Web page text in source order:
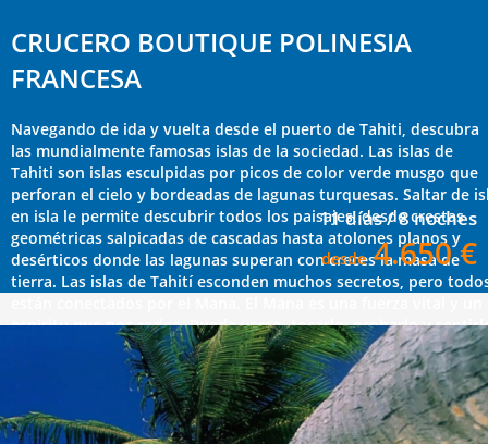
CRUCERO BOUTIQUE POLINESIA
FRANCESA
Navegando de ida y vuelta desde el puerto de Tahiti, descubra
las mundialmente famosas islas de la sociedad. Las islas de
Tahiti son islas esculpidas por picos de color verde musgo que
perforan el cielo y bordeadas de lagunas turquesas. Saltar de
en isla le permite descubrir todos los paisajes, desde crestas
geométricas salpicadas de cascadas hasta atolones planos y
desérticos donde las lagunas superan con creces la masa de
tierra. Las islas de Tahití esconden muchos secretos, pero
espíritu que nos rodea. Puede verso, tocarlo, probarlo y
11 días / 8 noches
desde4.650 €